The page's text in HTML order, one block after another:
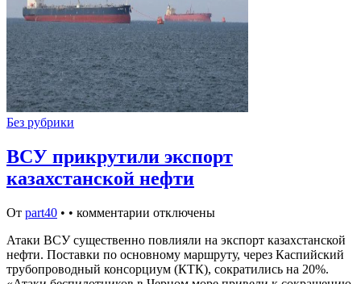
Без рубрики
ВСУ прикрутили экспорт
казахстанской нефти
От part40 • • комментарии отключены
Атаки ВСУ существенно повлияли на экспорт казахстанской
нефти. Поставки по основному маршруту, через Каспийский
трубопроводный консорциум (КТК), сократились на 20%.